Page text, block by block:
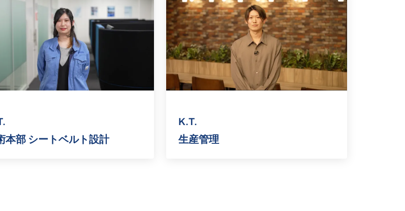
本部 シートベルト設計
K.T.
生産管理